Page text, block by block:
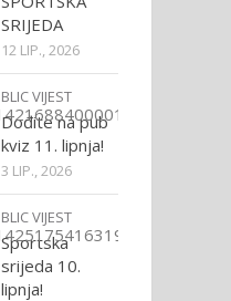
SRIJEDA
12 LIP., 2026
BLIC VIJEST
Dođite na pub
kviz 11. lipnja!
3 LIP., 2026
BLIC VIJEST
Sportska
srijeda 10.
lipnja!